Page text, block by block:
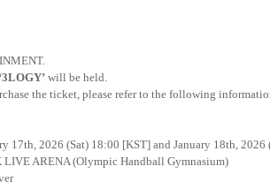
will be held.
the ticket, please refer to the following
17th, 2026 (Sat) 18:00 [KST] and January 18th,
ARENA (Olympic Handball Gymnasium)